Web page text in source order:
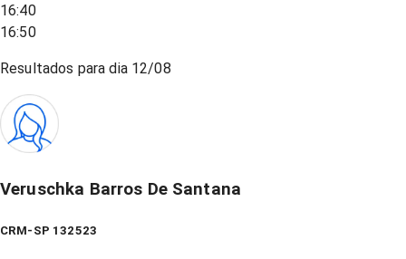
16:40
16:50
Resultados para dia 12/08
Veruschka Barros De Santana
CRM-SP 132523